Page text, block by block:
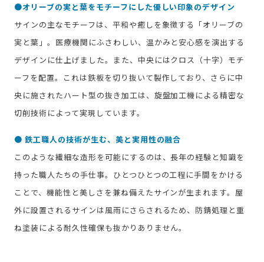
●オリーブの実と葉をモチーフにした優しい印象のデザイン
サインの主なモチーフは、平和や癒しを象徴する「オリーブの
実と葉」。医療機関にふさわしい、温かみと安心感を演出する
デザインに仕上げました。また、中央にはクロス（十字）モチ
ーフを配置。これは鉄板を切り抜いて製作しており、さらに中
央に施されたハート型の抜き加工は、旋盤加工機による精密な
切削技術によって実現しています。
● 鉄工職人の技術が生む、美と実用性の融合
このような繊細な造形を可能にするのは、長年の経験と知識を
持った職人たちの手仕事。ひとつひとつの工程に手間をかける
ことで、機能性と美しさを兼ね備えたサインが生まれます。屋
外に設置されるサインは風雨にさらされるため、防錆処理と重
ね塗装による耐久性確保も抜かりありません。